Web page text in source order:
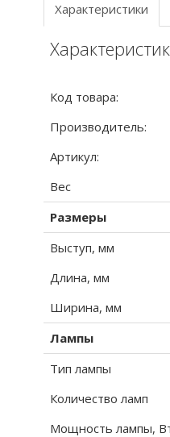
Характеристики
Код товара:
Производитель:
Артикул:
Вес
Размеры
Выступ, мм
Длина, мм
Ширина, мм
Лампы
Тип лампы
Количество ламп
Мощность лампы,